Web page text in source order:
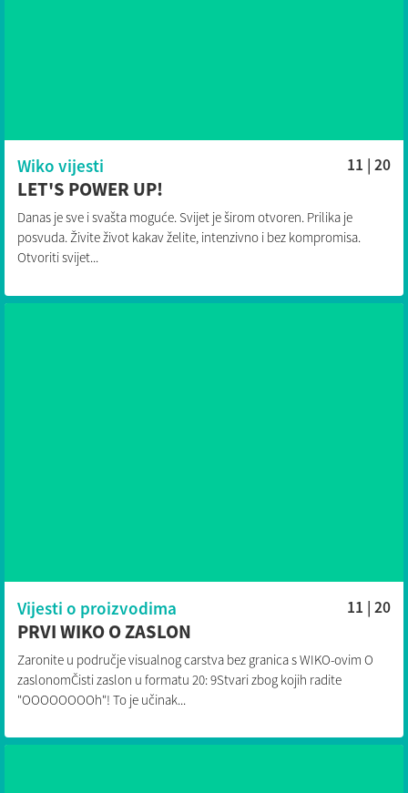
Wiko vijesti 11 | 20
LET'S POWER UP!
Danas je sve i svašta moguće. Svijet je širom otvoren. Prilika je
posvuda. Živite život kakav želite, intenzivno i bez kompromisa.
Otvoriti svijet...
Vijesti o proizvodima 11 | 20
PRVI WIKO O ZASLON
Zaronite u područje visualnog carstva bez granica s WIKO-ovim O
zaslonomČisti zaslon u formatu 20: 9Stvari zbog kojih radite
"OOOOOOOOh"! To je učinak...